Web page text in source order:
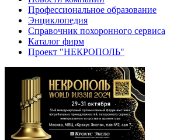
Профессиональное образование
Энциклопедия
Справочник похоронного сервиса
Каталог фирм
Проект "НЕКРОПОЛЬ"